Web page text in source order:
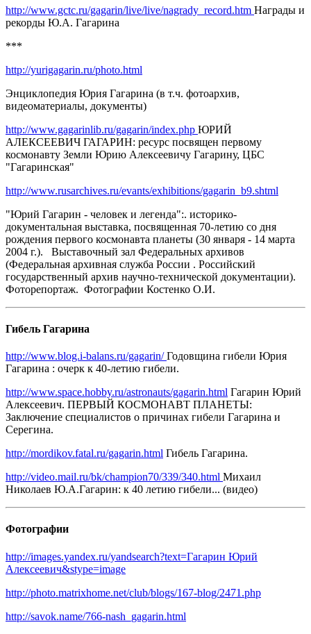
http://www.gctc.ru/gagarin/live/live/nagrady_record.htm Награды и
рекорды Ю.А. Гагарина
***
http://yurigagarin.ru/photo.html
Энциклопедия Юрия Гагарина (в т.ч. фотоархив,
видеоматериалы, документы)
http://www.gagarinlib.ru/gagarin/index.php ЮРИЙ
АЛЕКСЕЕВИЧ ГАГАРИН: ресурс посвящен первому
космонавту Земли Юрию Алексеевичу Гагарину, ЦБС
"Гагаринская"
http://www.rusarchives.ru/evants/exhibitions/gagarin_b9.shtml
"Юрий Гагарин - человек и легенда":. историко-
документальная выставка, посвященная 70-летию со дня
рождения первого космонавта планеты (30 января - 14 марта
2004 г.). Выставочный зал Федеральных архивов
(Федеральная архивная служба России . Российский
государственный архив научно-технической документации).
Фоторепортаж. Фотографии Костенко О.И.
Гибель Гагарина
http://www.blog.i-balans.ru/gagarin/Годовщина гибели Юрия
Гагарина : очерк к 40-летию гибели.
http://www.space.hobby.ru/astronauts/gagarin.html Гагарин Юрий
Алексеевич. ПЕРВЫЙ КОСМОНАВТ ПЛАНЕТЫ:
Заключение специалистов о причинах гибели Гагарина и
Серегина.
http://mordikov.fatal.ru/gagarin.html Гибель Гагарина.
http://video.mail.ru/bk/champion70/339/340.html Михаил
Николаев Ю.А.Гагарин: к 40 летию гибели... (видео)
Фотографии
http://images.yandex.ru/yandsearch?text=Гагарин Юрий
Алексеевич&stype=image
http://photo.matrixhome.net/club/blogs/167-blog/2471.php
http://savok.name/766-nash_gagarin.html